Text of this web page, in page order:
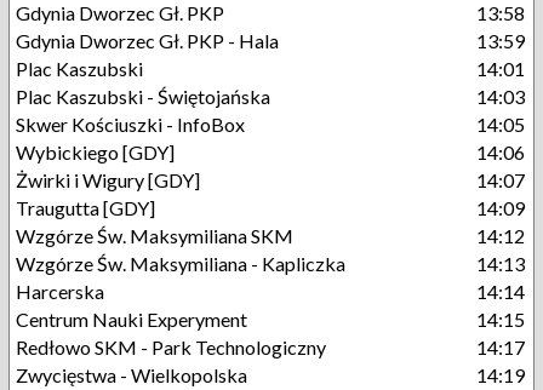
Gdynia Dworzec Gł. PKP
13:58
Gdynia Dworzec Gł. PKP - Hala
13:59
Plac Kaszubski
14:01
Plac Kaszubski - Świętojańska
14:03
Skwer Kościuszki - InfoBox
14:05
Wybickiego [GDY]
14:06
Żwirki i Wigury [GDY]
14:07
Traugutta [GDY]
14:09
Wzgórze Św. Maksymiliana SKM
14:12
Wzgórze Św. Maksymiliana - Kapliczka
14:13
Harcerska
14:14
Centrum Nauki Experyment
14:15
Redłowo SKM - Park Technologiczny
14:17
Zwycięstwa - Wielkopolska
14:19